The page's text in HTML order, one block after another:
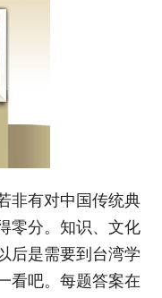
非有对中国传统典
零分。知识、文化
后是需要到台湾学
看吧。每题答案在